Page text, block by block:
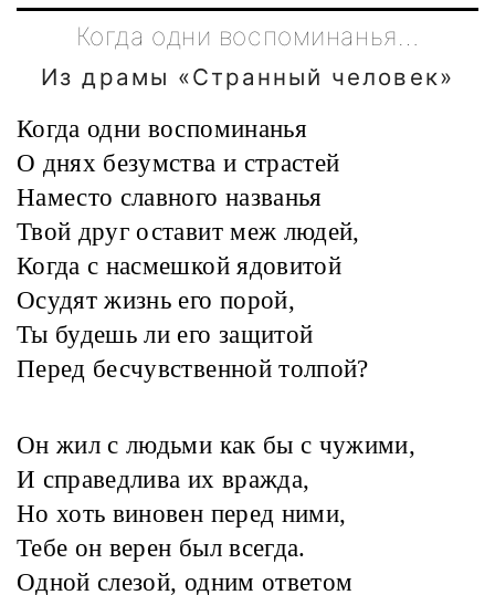
Когда одни воспоминанья…
Из драмы «Странный человек»
Когда одни воспоминанья
О днях безумства и страстей
Наместо славного названья
Твой друг оставит меж людей,
Когда с насмешкой ядовитой
Осудят жизнь его порой,
Ты будешь ли его защитой
Перед бесчувственной толпой?
Он жил с людьми как бы с чужими,
И справедлива их вражда,
Но хоть виновен перед ними,
Тебе он верен был всегда.
Одной слезой, одним ответом